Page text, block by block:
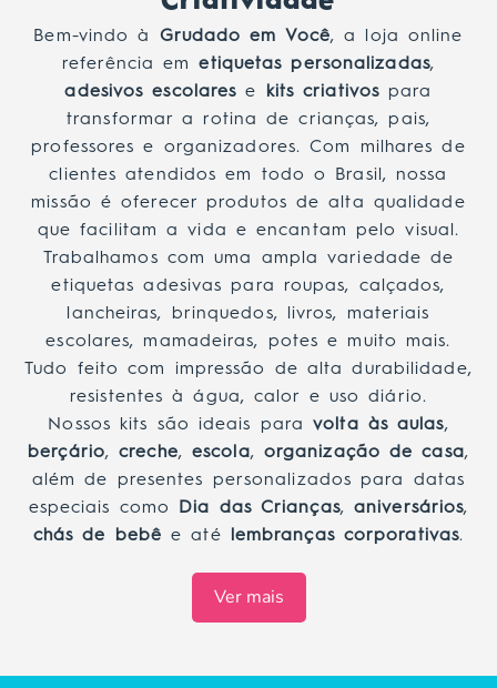
Bem-vindo à Grudado em Você, a loja online
referência emetiquetas personalizadas,
adesivos escolares e kits criativos para
transformar a rotina de crianças, pais,
professores e organizadores. Com milhares de
clientes atendidos em todo o Brasil, nossa
missão é oferecer produtos de alta qualidade
que facilitam a vida e encantam pelo visual.
Trabalhamos com uma ampla variedade de
etiquetas adesivas para roupas, calçados,
lancheiras, brinquedos, livros, materiais
escolares, mamadeiras, potes e muito mais.
Tudo feito com impressão de alta durabilidade,
resistentes à água, calor e uso diário.
Nossos kits são ideais paravolta às aulas,
berçário,creche, escola, organização de casa,
além de presentes personalizados para datas
especiais como Dia das Crianças, aniversários,
chás de bebê e até lembranças corporativas.
Ver mais